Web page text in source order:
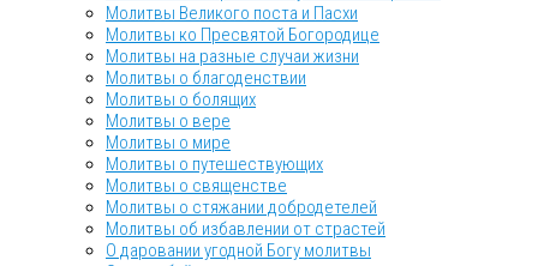
Молитвы Великого поста и Пасхи
Молитвы ко Пресвятой Богородице
Молитвы на разные случаи жизни
Молитвы о благоденствии
Молитвы о болящих
Молитвы о вере
Молитвы о мире
Молитвы о путешествующих
Молитвы о священстве
Молитвы о стяжании добродетелей
Молитвы об избавлении от страстей
О даровании угодной Богу молитвы